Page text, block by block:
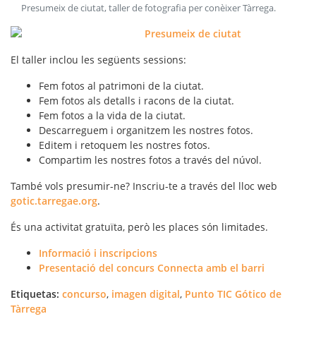
Presumeix de ciutat, taller de fotografia per conèixer Tàrrega.
El taller inclou les següents sessions:
Fem fotos al patrimoni de la ciutat.
Fem fotos als detalls i racons de la ciutat.
Fem fotos a la vida de la ciutat.
Descarreguem i organitzem les nostres fotos.
Editem i retoquem les nostres fotos.
Compartim les nostres fotos a través del núvol.
També vols presumir-ne? Inscriu-te a través del lloc web
gotic.tarregae.org.
És una activitat gratuïta, però les places són limitades.
Informació i inscripcions
Presentació del concurs Connecta amb el barri
Etiquetas: concurso, imagen digital, Punto TIC Gótico de
Tàrrega